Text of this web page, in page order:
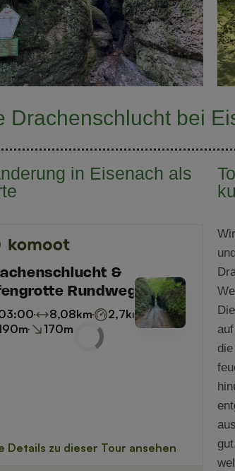
Drachenschlucht bei
in Eisenach als